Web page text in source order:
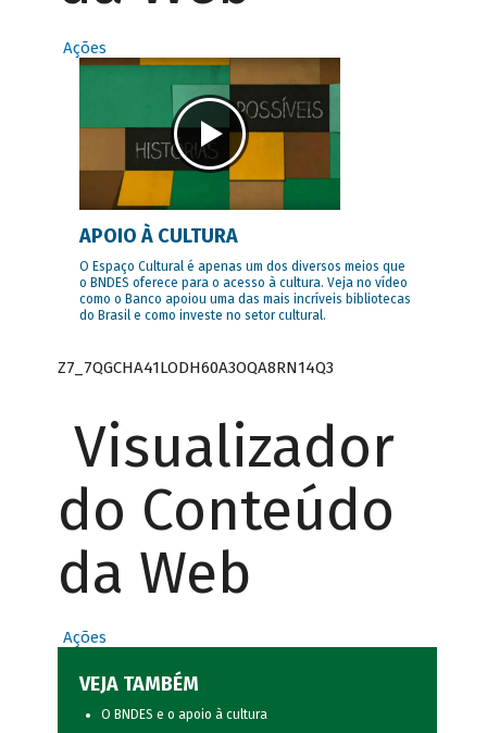
Ações
APOIO À CULTURA
O Espaço Cultural é apenas um dos diversos meios que
o BNDES oferece para o acesso à cultura. Veja no vídeo
como o Banco apoiou uma das mais incríveis bibliotecas
do Brasil e como investe no setor cultural.
Z7_7QGCHA41LODH60A3OQA8RN14Q3
Visualizador
do Conteúdo
da Web
Ações
VEJA TAMBÉM
O BNDES e o apoio à cultura